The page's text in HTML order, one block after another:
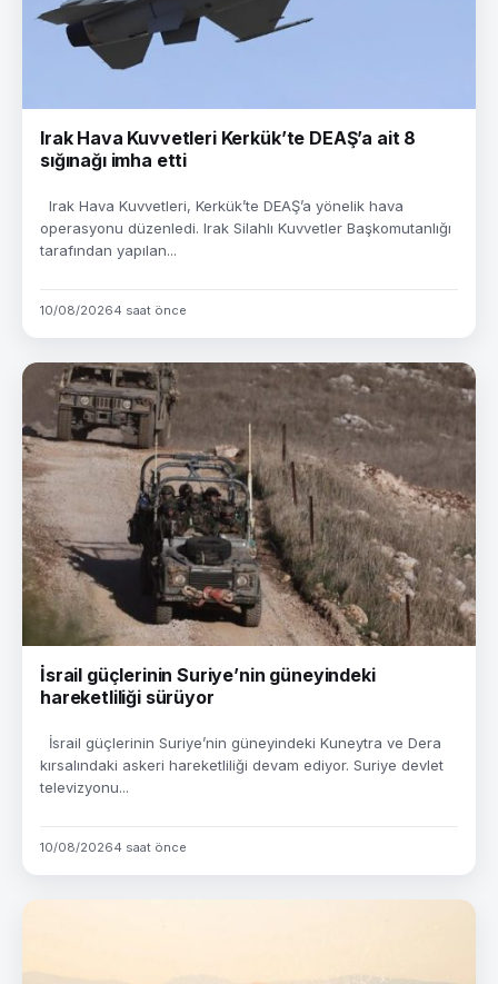
Irak Hava Kuvvetleri Kerkük’te DEAŞ’a ait 8
sığınağı imha etti
Irak Hava Kuvvetleri, Kerkük’te DEAŞ’a yönelik hava
operasyonu düzenledi. Irak Silahlı Kuvvetler Başkomutanlığı
tarafından yapılan...
10/08/20264 saat önce
İsrail güçlerinin Suriye’nin güneyindeki
hareketliliği sürüyor
İsrail güçlerinin Suriye’nin güneyindeki Kuneytra ve Dera
kırsalındaki askeri hareketliliği devam ediyor. Suriye devlet
televizyonu...
10/08/20264 saat önce